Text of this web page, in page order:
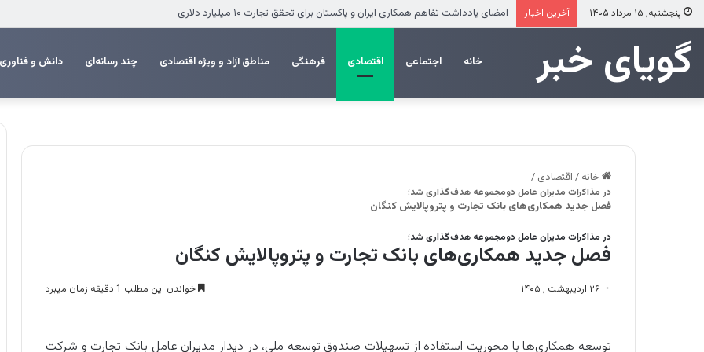
پنجشنبه, ۱۵ مرداد ۱۴۰۵ آخرین اخبار ضرب‌الاجل مدیرعامل سازمان منطقه آزاد انزلی برای تکمیل پروژه‌های عمرانی
‌‌‌گویای خبر خانه اجتماعی اقتصادی فرهنگی مناطق آزاد و ویژه اقتصادی چند رسانه‌ای دانش و فناوری
خانه / اقتصادی /
در مذاکرات مدیران عامل دومجموعه هدف‌گذاری شد؛
فصل جدید همکاری‌های بانک تجارت و پتروپالایش کنگان
در مذاکرات مدیران عامل دومجموعه هدف‌گذاری شد؛
فصل جدید همکاری‌های بانک تجارت و پتروپالایش کنگان
۲۶ اردیبهشت , ۱۴۰۵ خواندن این مطلب 1 دقیقه زمان میبرد
توسعه همکاری‌ها با محوریت استفاده از تسهیلات صندوق توسعه ملی، در دیدار مدیران عامل بانک تجارت و شرکت